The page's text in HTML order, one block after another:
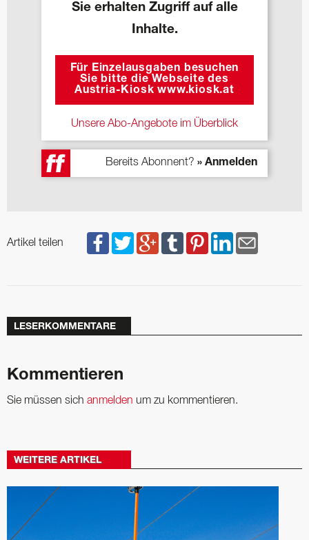
Sie erhalten Zugriff auf alle
Inhalte.
Für Einzelausgaben besuchen
Sie bitte die Webseite des
Austria-Kiosk www.kiosk.at
Unsere Abo-Angebote im Überblick
Bereits Abonnent? » Anmelden
Artikel teilen
LESERKOMMENTARE
Kommentieren
Sie müssen sich anmelden um zu kommentieren.
WEITERE ARTIKEL